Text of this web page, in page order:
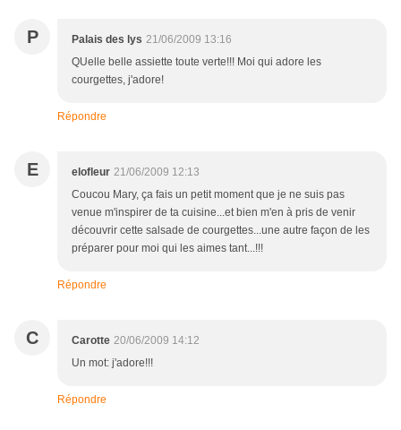
P Palais des lys 21/06/2009 13:16
QUelle belle assiette toute verte!!! Moi qui adore les
courgettes, j'adore!
Répondre
E elofleur 21/06/2009 12:13
Coucou Mary, ça fais un petit moment que je ne suis pas
venue m'inspirer de ta cuisine...et bien m'en à pris de venir
découvrir cette salsade de courgettes...une autre façon de les
préparer pour moi qui les aimes tant...!!!
Répondre
C Carotte 20/06/2009 14:12
Un mot: j'adore!!!
Répondre